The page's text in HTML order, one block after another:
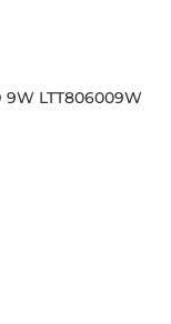
9W LTT806009W